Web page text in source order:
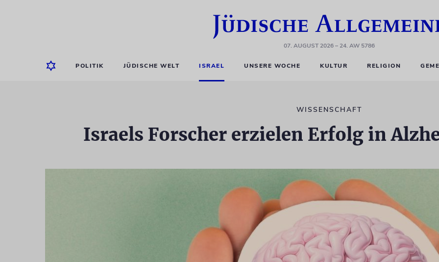
07. AUGUST 2026– 24. AW 5786
POLITIK JÜDISCHE WELT ISRAEL UNSERE WOCHE KULTUR RELIGION
WISSENSCHAFT
Israels Forscher erzielen Erfolg in